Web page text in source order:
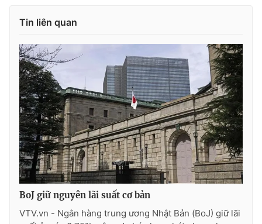
THỜI BÁO VTV
Theo dõi báo trên
Cơ quan chủ quản:
Đài Truyền hình Việt Nam
Cơ quan báo chí:
Thời báo VTV
Giấy phép hoạt động báo in và báo điện tử số 483/GP-BTTTT
cấp ngày 29/12/2023
Tổng Biên tập:Vũ Thanh Thủy
Phó Tổng Biên tập:Nguyễn Thị Mỹ Hạnh, Phạm Quốc Thắng,
Nguyễn Trọng Ninh
Tổng đài VTV:024.38 355 931 - 024.38 355 932
Tin liên quan
BoJ giữ nguyên lãi suất cơ bản
VTV.vn - Ngân hàng trung ương Nhật Bản (BoJ) giữ lãi